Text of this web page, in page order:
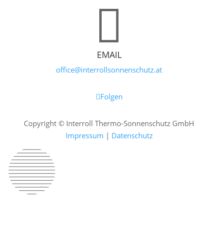

EMAIL
office@interrollsonnenschutz.at
Folgen
Copyright © Interroll Thermo-Sonnenschutz GmbH
Impressum | Datenschutz